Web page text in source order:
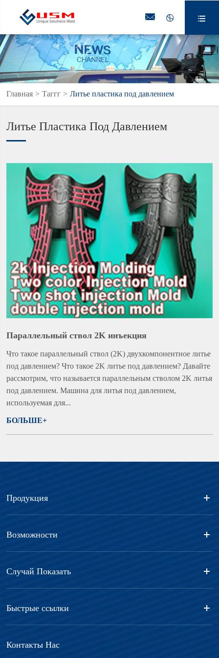
  
Главная Таггг Литье пластика под давлением
Литье Пластика Под Давлением
Параллельный ствол 2K инъекция
Что такое параллельный ствол (2K) двухкомпонентное литье
под давлением? Что такое 2K литье под давлением? Давайте
рассмотрим, что называется параллельным стволом 2K литья
под давлением. Машина для литья под давлением,
используемая для...
БОЛЬШЕ+
Продукция
Возможности
Случай Показать
Быстрые ссылки
Контакты Нас